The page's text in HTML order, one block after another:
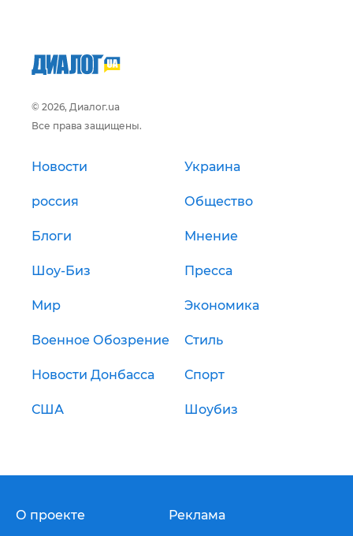
© 2026, Диалог.ua
Все права защищены.
Новости Украина
россия Общество
Блоги Мнение
Шоу-Биз Пресса
Мир Экономика
Военное Обозрение Стиль
Новости Донбасса Спорт
США Шоубиз
О проекте Реклама